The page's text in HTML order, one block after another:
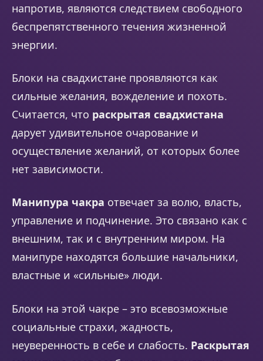
напротив, являются следствием свободного
беспрепятственного течения жизненной
энергии.
Блоки на свадхистане проявляются как
сильные желания, вожделение и похоть.
Считается, что раскрытая свадхистана
дарует удивительное очарование и
осуществление желаний, от которых более
нет зависимости.
Манипура чакра отвечает за волю, власть,
управление и подчинение. Это связано как с
внешним, так и с внутренним миром. На
манипуре находятся большие начальники,
властные и «сильные» люди.
Блоки на этой чакре – это всевозможные
социальные страхи, жадность,
неуверенность в себе и слабость. Раскрытая